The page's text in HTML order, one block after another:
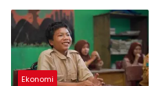
Ekonomi